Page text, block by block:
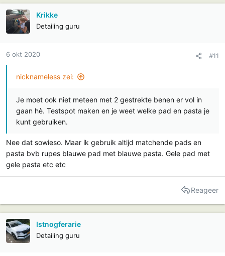
Krikke
Detailing guru
6 okt 2020 #11
nicknameless zei:
Je moet ook niet meteen met 2 gestrekte benen er vol in
gaan hè. Testspot maken en je weet welke pad en pasta je
kunt gebruiken.
Nee dat sowieso. Maar ik gebruik altijd matchende pads en
pasta bvb rupes blauwe pad met blauwe pasta. Gele pad met
gele pasta etc etc
Reageer
Istnogferarie
Detailing guru